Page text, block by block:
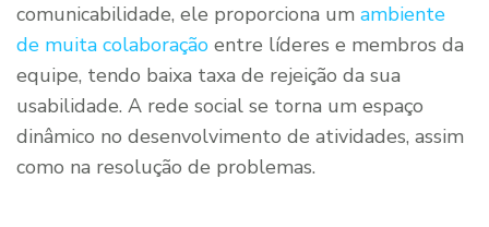
comunicabilidade, ele proporciona um ambiente
de muita colaboração entre líderes e membros da
equipe, tendo baixa taxa de rejeição da sua
usabilidade. A rede social se torna um espaço
dinâmico no desenvolvimento de atividades, assim
como na resolução de problemas.